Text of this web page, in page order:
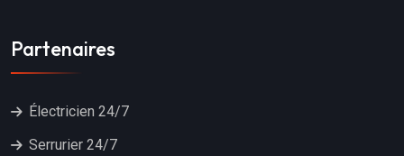
Partenaires
Électricien 24/7
Serrurier 24/7